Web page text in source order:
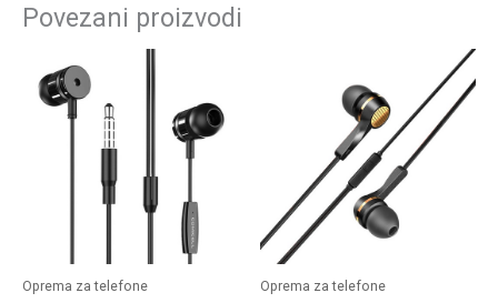
Povezani proizvodi
Oprema za telefone Oprema za telefone